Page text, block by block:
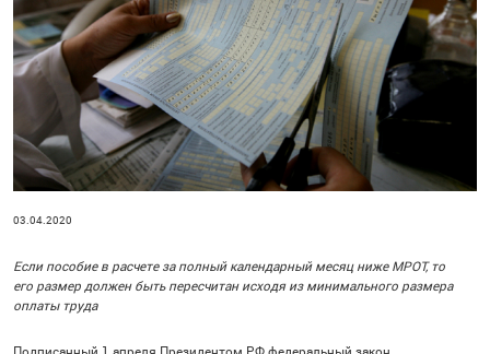
03.04.2020
Если пособие в расчете за полный календарный месяц ниже МРОТ, то
его размер должен быть пересчитан исходя из минимального размера
оплаты труда